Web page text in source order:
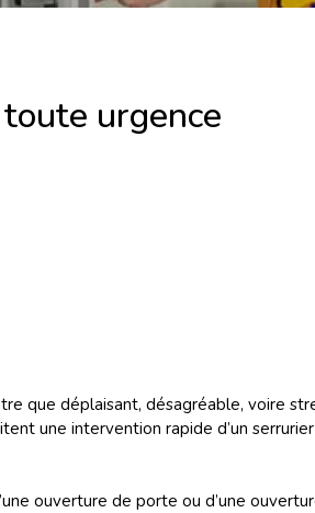
urgence
que déplaisant, désagréable, voire
une intervention rapide d’un
ouverture de porte ou d’une